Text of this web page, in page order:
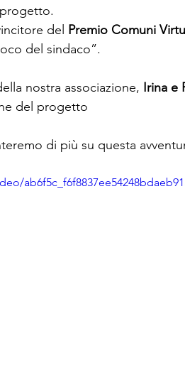
del Premio Comuni
del sindaco”.
nostra associazione, Irina e
del progetto
di più su questa